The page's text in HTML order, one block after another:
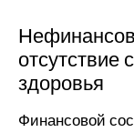
отсутствие
здоровья
Финансовой